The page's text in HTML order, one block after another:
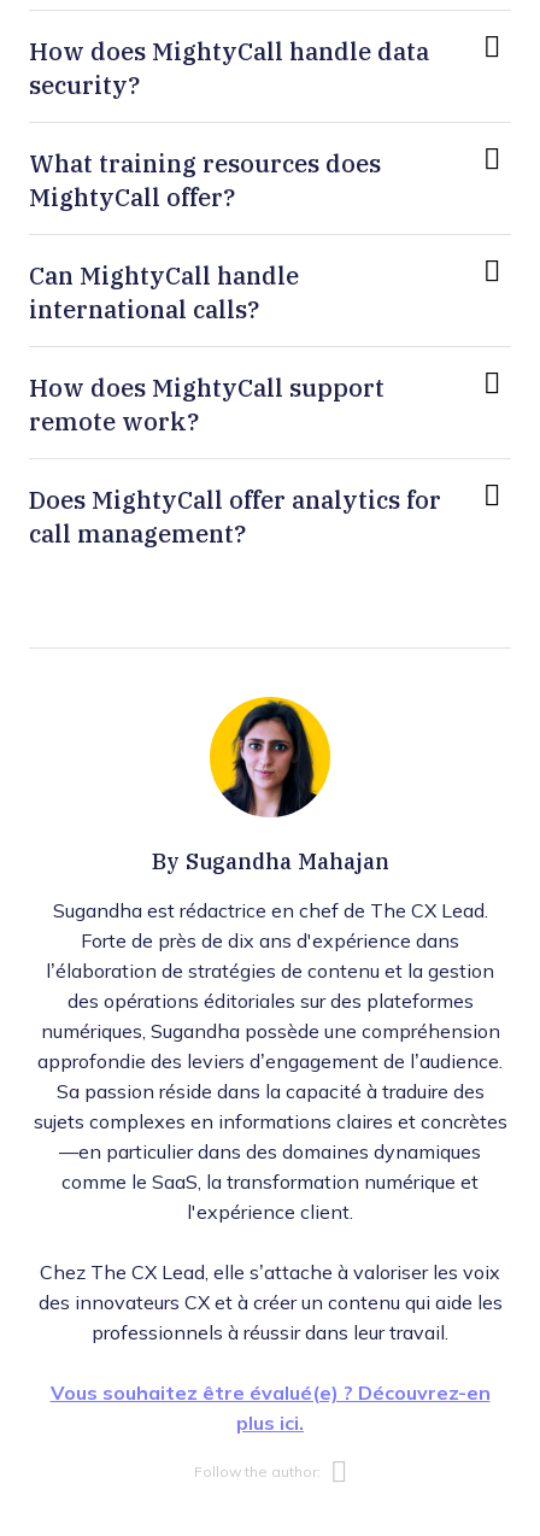
How does MightyCall handle data
security?
What training resources does
MightyCall offer?
Can MightyCall handle
international calls?
How does MightyCall support
remote work?
Does MightyCall offer analytics for
call management?
By Sugandha Mahajan
Sugandha est rédactrice en chef de The CX Lead.
Forte de près de dix ans d'expérience dans
l’élaboration de stratégies de contenu et la gestion
des opérations éditoriales sur des plateformes
numériques, Sugandha possède une compréhension
approfondie des leviers d’engagement de l’audience.
Sa passion réside dans la capacité à traduire des
sujets complexes en informations claires et concrètes
—en particulier dans des domaines dynamiques
comme le SaaS, la transformation numérique et
l'expérience client.
Chez The CX Lead, elle s’attache à valoriser les voix
des innovateurs CX et à créer un contenu qui aide les
professionnels à réussir dans leur travail.
Vous souhaitez être évalué(e) ? Découvrez-en
plus ici.
Follow the author: